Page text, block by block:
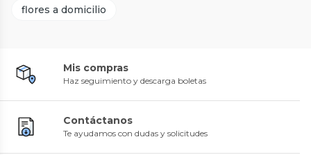
flores a domicilio
Mis compras
Haz seguimiento y descarga boletas
Contáctanos
Te ayudamos con dudas y solicitudes